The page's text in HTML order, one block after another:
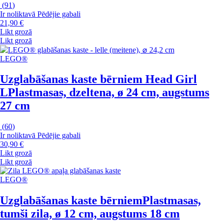
(91)
Ir noliktavā Pēdējie gabali
21,90 €
Likt grozā
Likt grozā
LEGO®
Uzglabāšanas kaste bērniem Head Girl
LPlastmasas, dzeltena, ø 24 cm, augstums
27 cm
(60)
Ir noliktavā Pēdējie gabali
30,90 €
Likt grozā
Likt grozā
LEGO®
Uzglabāšanas kaste bērniemPlastmasas,
tumši zila, ø 12 cm, augstums 18 cm